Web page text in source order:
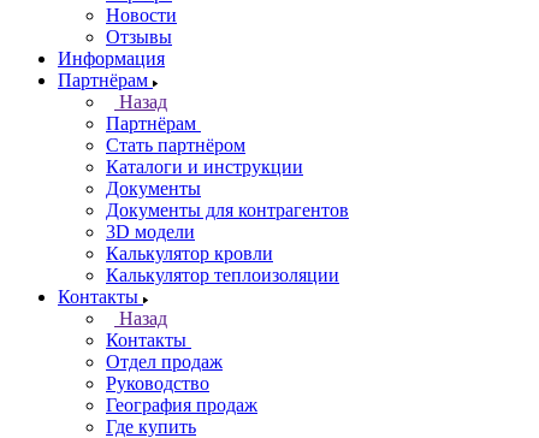
Новости
Отзывы
Информация
Партнёрам
Назад
Партнёрам
Стать партнёром
Каталоги и инструкции
Документы
Документы для контрагентов
3D модели
Калькулятор кровли
Калькулятор теплоизоляции
Контакты
Назад
Контакты
Отдел продаж
Руководство
География продаж
Где купить